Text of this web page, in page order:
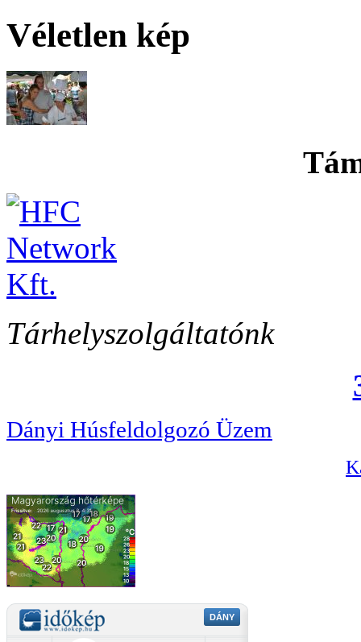
Véletlen kép
Tárhelyszolgáltatónk
Dányi Húsfeldolgozó Üzem